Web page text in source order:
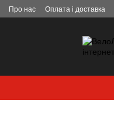
Про нас Оплата і доставка